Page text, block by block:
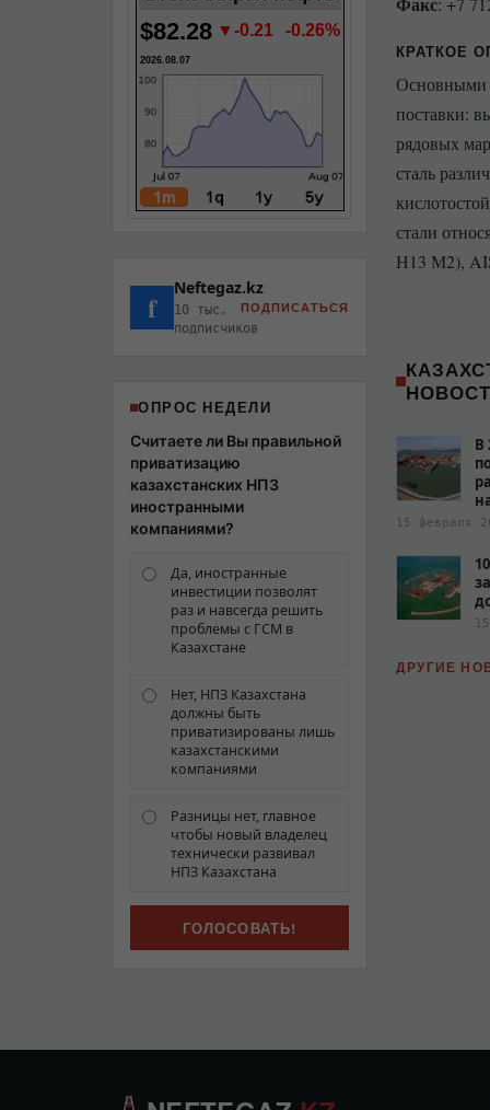
$82.28 ▼-0.21 -0.26%
2026.08.07
f Neftegaz.kz
10 тыс.
подписчиков
ПОДПИСАТЬСЯ
ОПРОС НЕДЕЛИ
Считаете ли Вы правильной
приватизацию
казахстанских НПЗ
иностранными
компаниями?
Да, иностранные
инвестиции позволят
раз и навсегда решить
проблемы с ГСМ в
Казахстане
Нет, НПЗ Казахстана
должны быть
приватизированы лишь
казахстанскими
компаниями
Разницы нет, главное
чтобы новый владелец
технически развивал
НПЗ Казахстана
КРАТКОЕ
Основными
поставки:
рядовых
сталь
стали
Н13 М2),
В
15 февраля
ДРУГИЕ